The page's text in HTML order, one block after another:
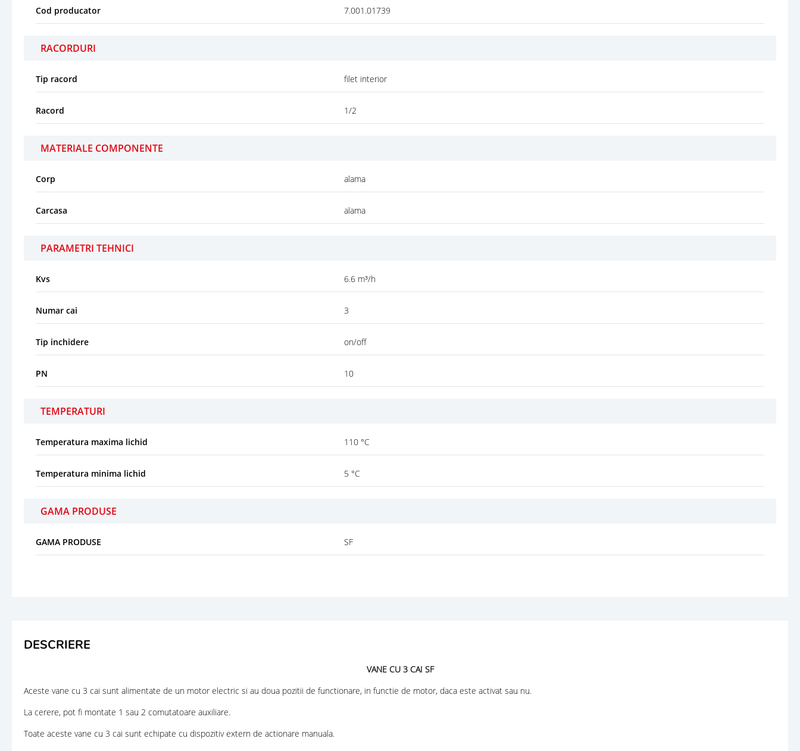
Cod producator 7.001.01739
RACORDURI
Tip racord filet interior
Racord 1/2
MATERIALE COMPONENTE
Corp alama
Carcasa alama
PARAMETRI TEHNICI
Kvs 6.6 m³/h
Numar cai 3
Tip inchidere on/off
PN 10
TEMPERATURI
Temperatura maxima lichid 110 °C
Temperatura minima lichid 5 °C
GAMA PRODUSE
GAMA PRODUSE SF
DESCRIERE
VANE CU 3 CAI SF
Aceste vane cu 3 cai sunt alimentate de un motor electric si au doua pozitii de functionare, in functie de motor, daca este activat sau nu.
La cerere, pot fi montate 1 sau 2 comutatoare auxiliare.
Toate aceste vane cu 3 cai sunt echipate cu dispozitiv extern de actionare manuala.